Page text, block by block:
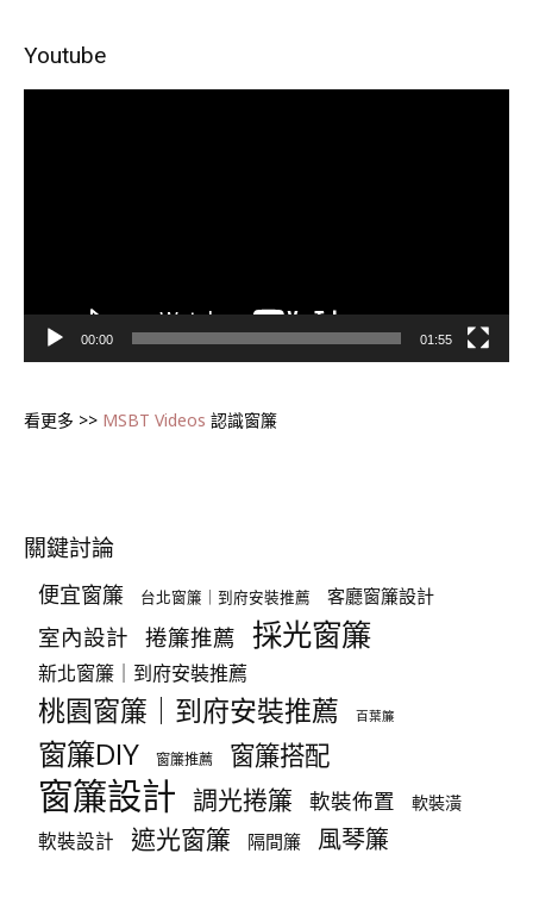
Youtube
00:00 01:55
看更多 >> MSBT Videos 認識窗簾
關鍵討論
便宜窗簾 台北窗簾｜到府安裝推薦 客廳窗簾設計
室內設計 捲簾推薦 採光窗簾
新北窗簾｜到府安裝推薦
桃園窗簾｜到府安裝推薦 百葉簾
窗簾DIY 窗簾推薦 窗簾搭配
窗簾設計 調光捲簾 軟裝佈置 軟裝潢
軟裝設計 遮光窗簾 隔間簾 風琴簾